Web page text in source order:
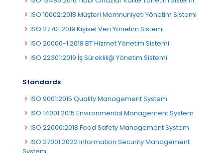
ISO 10002:2018 Müşteri Memnuniyeti Yönetim Sistemi
ISO 27701:2019 Kişisel Veri Yönetim Sistemi
ISO 20000-1:2018 BT Hizmet Yönetim Sistemi
ISO 22301:2019 İş Sürekliliği Yönetim Sistemi
Standards
ISO 9001:2015 Quality Management System
ISO 14001:2015 Environmental Management System
ISO 22000:2018 Food Safety Management System
ISO 27001:2022 Information Security Management